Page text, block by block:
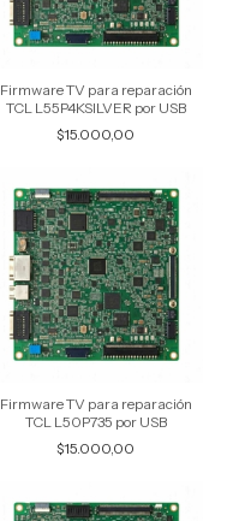
Firmware TV para reparación
TCL L55P4KSILVER por USB
$15.000,00
Firmware TV para reparación
TCL L50P735 por USB
$15.000,00